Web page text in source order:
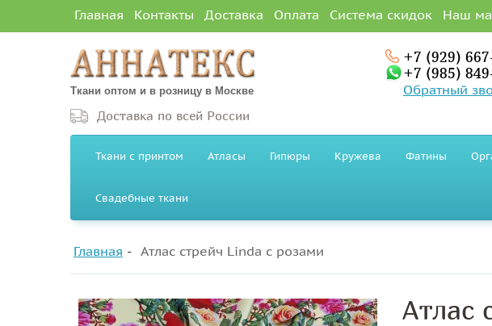
Главная Контакты Доставка Оплата Система скидок Наш
Ткани оптом и в розницу в Москве
Доставка по всей России
+7 (929)
+7 (985)
Обратный
Ткани с принтом Атласы Гипюры Кружева Фатины
Свадебные ткани
Главная Атлас стрейч Linda с розами
Атлас